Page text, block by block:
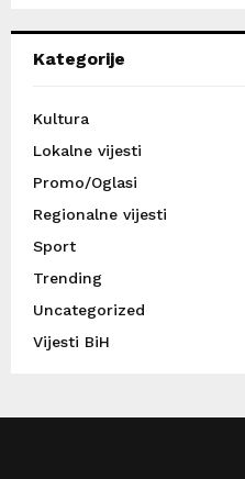
Kategorije
Kultura
Lokalne vijesti
Promo/Oglasi
Regionalne vijesti
Sport
Trending
Uncategorized
Vijesti BiH